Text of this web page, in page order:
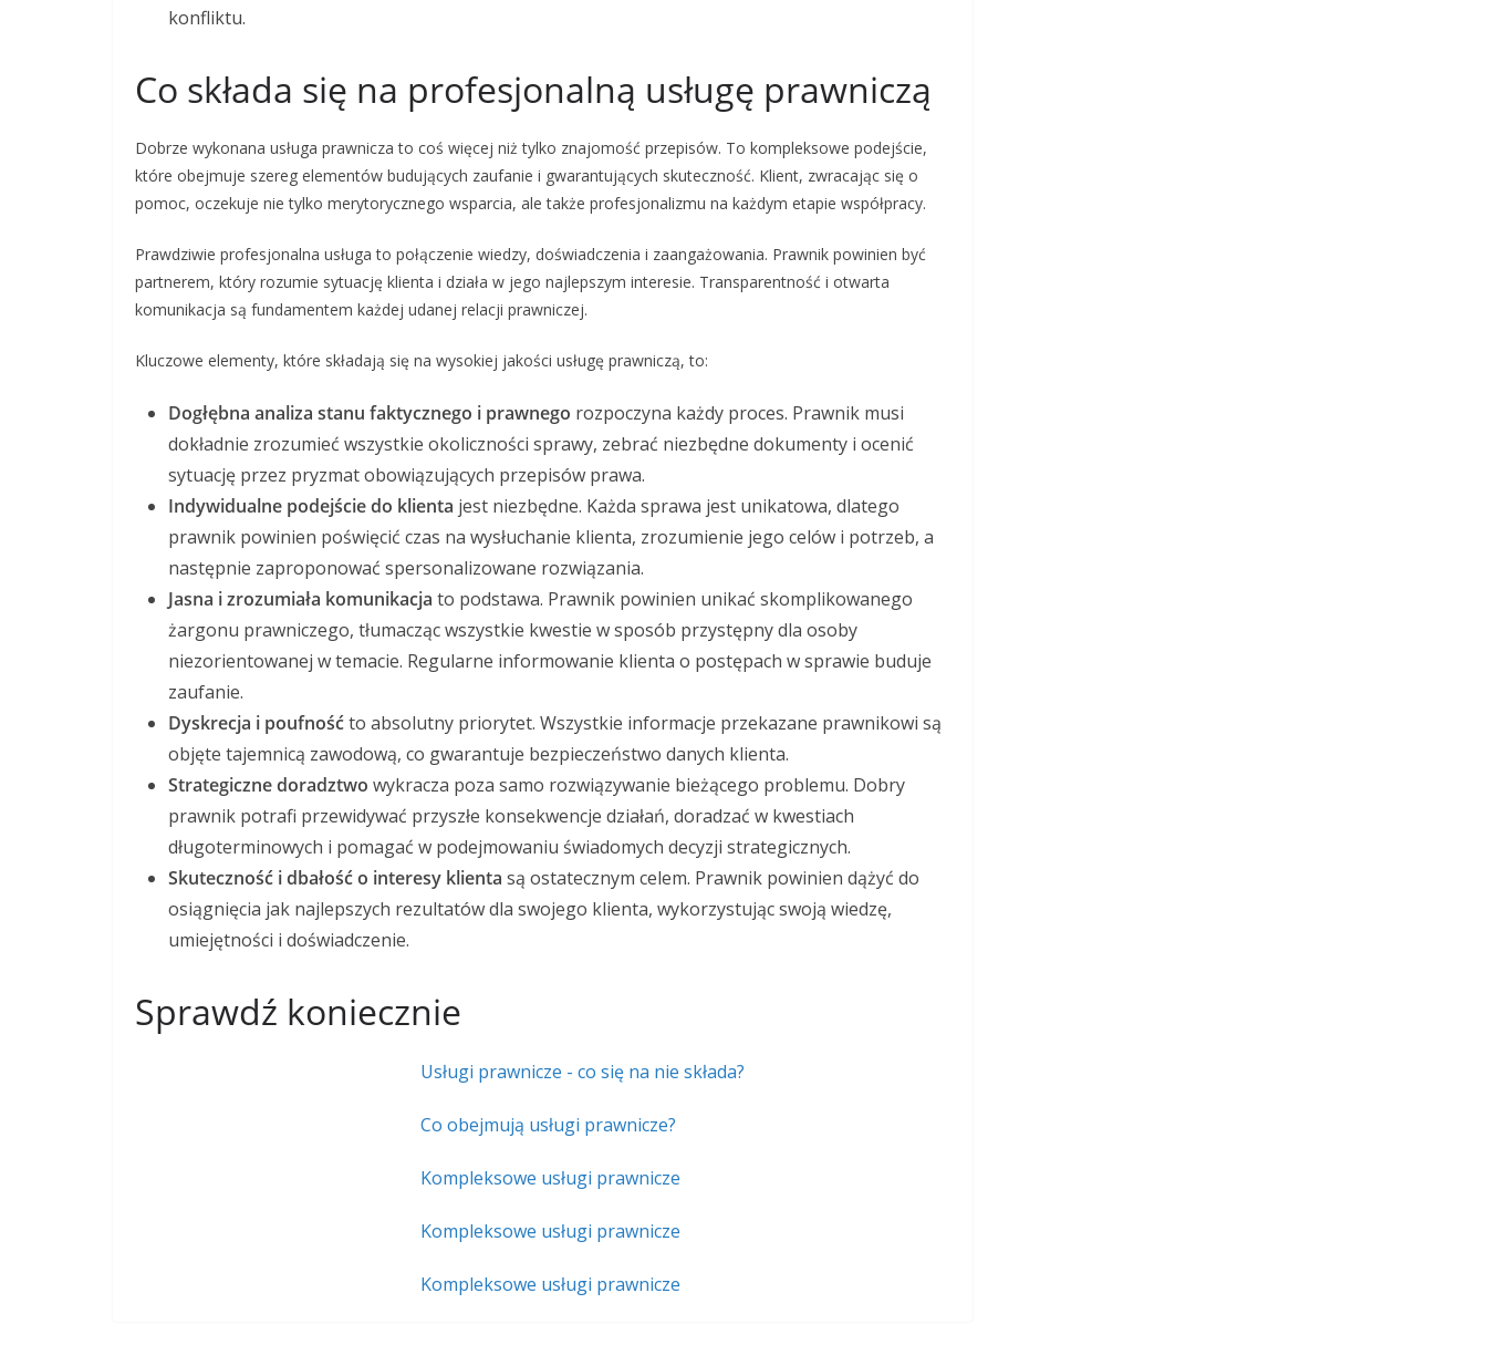
konfliktu.
Co składa się na profesjonalną usługę prawniczą
Dobrze wykonana usługa prawnicza to coś więcej niż tylko znajomość przepisów. To kompleksowe podejście,
które obejmuje szereg elementów budujących zaufanie i gwarantujących skuteczność. Klient, zwracając się o
pomoc, oczekuje nie tylko merytorycznego wsparcia, ale także profesjonalizmu na każdym etapie współpracy.
Prawdziwie profesjonalna usługa to połączenie wiedzy, doświadczenia i zaangażowania. Prawnik powinien być
partnerem, który rozumie sytuację klienta i działa w jego najlepszym interesie. Transparentność i otwarta
komunikacja są fundamentem każdej udanej relacji prawniczej.
Kluczowe elementy, które składają się na wysokiej jakości usługę prawniczą, to:
Dogłębna analiza stanu faktycznego i prawnego rozpoczyna każdy proces. Prawnik musi
dokładnie zrozumieć wszystkie okoliczności sprawy, zebrać niezbędne dokumenty i ocenić
sytuację przez pryzmat obowiązujących przepisów prawa.
Indywidualne podejście do klienta jest niezbędne. Każda sprawa jest unikatowa, dlatego
prawnik powinien poświęcić czas na wysłuchanie klienta, zrozumienie jego celów i potrzeb, a
następnie zaproponować spersonalizowane rozwiązania.
Jasna i zrozumiała komunikacja to podstawa. Prawnik powinien unikać skomplikowanego
żargonu prawniczego, tłumacząc wszystkie kwestie w sposób przystępny dla osoby
niezorientowanej w temacie. Regularne informowanie klienta o postępach w sprawie buduje
zaufanie.
Dyskrecja i poufnośćto absolutny priorytet. Wszystkie informacje przekazane prawnikowi są
objęte tajemnicą zawodową, co gwarantuje bezpieczeństwo danych klienta.
Strategiczne doradztwo wykracza poza samo rozwiązywanie bieżącego problemu. Dobry
prawnik potrafi przewidywać przyszłe konsekwencje działań, doradzać w kwestiach
długoterminowych i pomagać w podejmowaniu świadomych decyzji strategicznych.
Skuteczność i dbałość o interesy klienta są ostatecznym celem. Prawnik powinien dążyć do
osiągnięcia jak najlepszych rezultatów dla swojego klienta, wykorzystując swoją wiedzę,
umiejętności i doświadczenie.
Sprawdź koniecznie
Usługi prawnicze - co się na nie składa?
Co obejmują usługi prawnicze?
Kompleksowe usługi prawnicze
Kompleksowe usługi prawnicze
Kompleksowe usługi prawnicze